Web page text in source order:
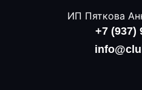
ИП Пяткова
+7 (937)